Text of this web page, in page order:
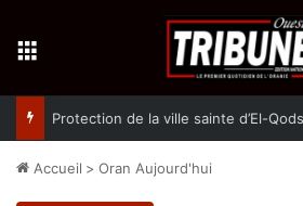
Accueil > Oran Aujourd'hui